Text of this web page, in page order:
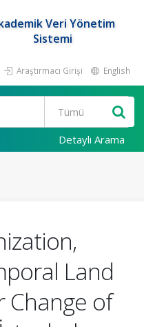
Veri Yönetim
Sistemi
Araştırmacı Girişi English
Detaylı Arama
Land
Change of